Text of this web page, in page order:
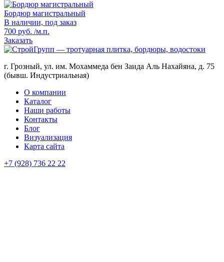
Бордюр магистральный
В наличии, под заказ
700 руб. /м.п.
Заказать
г. Грозный, ул. им. Мохаммеда бен Заида Аль Нахайяна, д. 75
(бывш. Индустриальная)
О компании
Каталог
Наши работы
Контакты
Блог
Визуализация
Карта сайта
+7 (928) 736 22 22